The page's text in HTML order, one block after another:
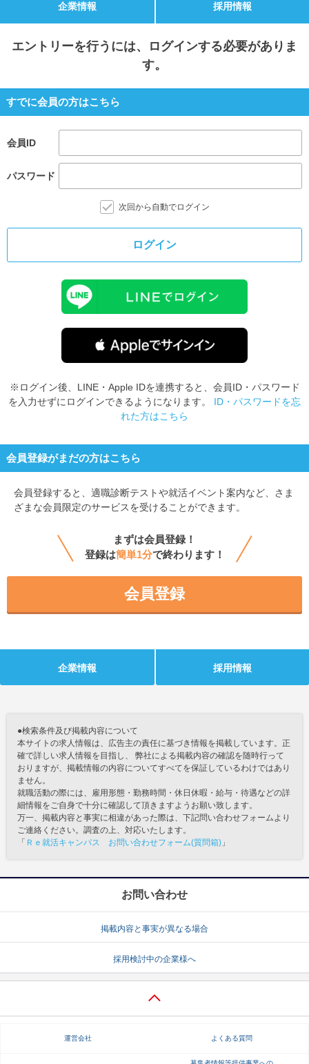
企業情報 採用情報
エントリーを行うには、ログインする必要がありま
す。
すでに会員の方はこちら
会員ID
パスワード
次回から自動でログイン
ログイン
※ログイン後、LINE・Apple IDを連携すると、会員ID・パスワード
を入力せずにログインできるようになります。 ID・パスワードを忘
れた方はこちら
会員登録がまだの方はこちら
会員登録すると、 適職診断テストや就活イベント案内など、さま
ざまな会員限定のサービスを受けることができます。
まずは会員登録！
登録は簡単1分で終わります！
会員登録
企業情報 採用情報
●検索条件及び掲載内容について
本サイトの求人情報は、広告主の責任に基づき情報を掲載しています。正
確で詳しい求人情報を目指し、 弊社による掲載内容の確認を随時行って
おりますが、掲載情報の内容についてすべてを保証しているわけではあり
ません。
就職活動の際には、雇用形態・勤務時間・休日休暇・給与・待遇などの詳
細情報をご自身で十分に確認して頂きますようお願い致します。
万一、掲載内容と事実に相違があった際は、下記問い合わせフォームより
ご連絡ください。調査の上、対応いたします。
「 Ｒｅ就活キャンパス お問い合わせフォーム(質問箱) 」
お問い合わせ
掲載内容と事実が異なる場合
採用検討中の企業様へ
運営会社 よくある質問